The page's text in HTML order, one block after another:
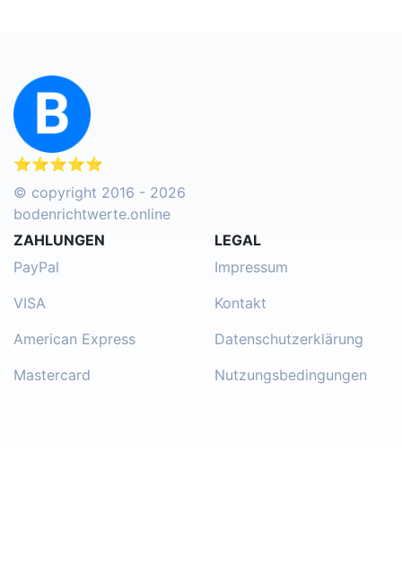
⭐⭐⭐⭐⭐
© copyright 2016 - 2026
bodenrichtwerte.online
ZAHLUNGEN
PayPal
VISA
American Express
Mastercard
LEGAL
Impressum
Kontakt
Datenschutzerklärung
Nutzungsbedingungen